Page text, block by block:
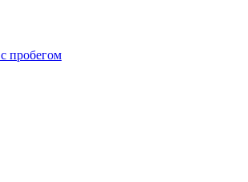
пробегом